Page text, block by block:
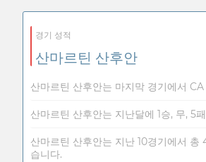
경기 성적
산마르틴 산후안
산마르틴 산후안는 마지막 경기에서
산마르틴 산후안는 지난달에 1승, 무, 5
산마르틴 산후안는 지난 10경기에서
습니다.